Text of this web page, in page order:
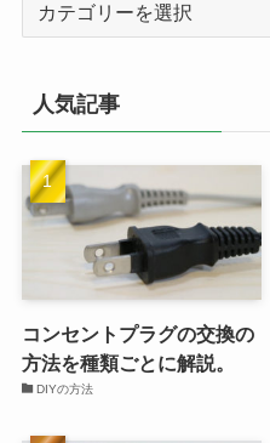
ー
人気記事
コンセントプラグの交換の
方法を種類ごとに解説。
DIYの方法